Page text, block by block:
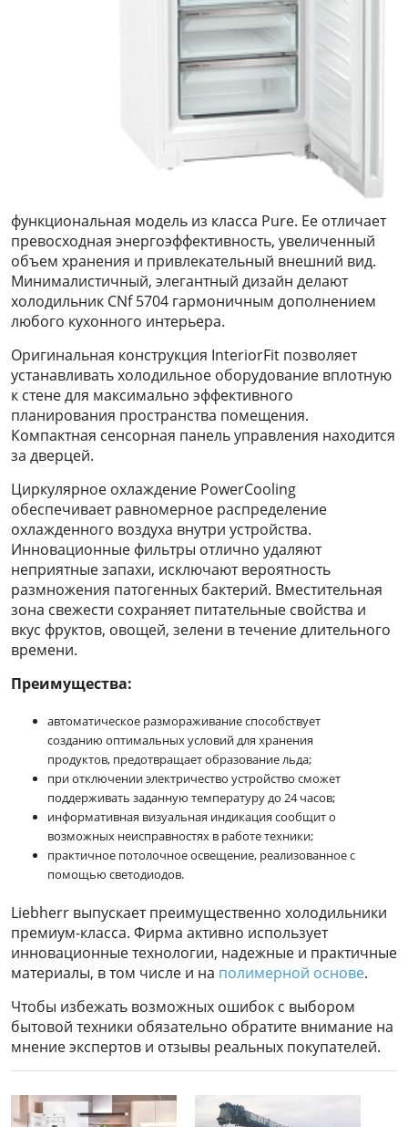
функциональная модель из класса Pure. Ее отличает
превосходная энергоэффективность, увеличенный
объем хранения и привлекательный внешний вид.
Минималистичный, элегантный дизайн делают
холодильник CNf 5704 гармоничным дополнением
любого кухонного интерьера.
Оригинальная конструкция InteriorFit позволяет
устанавливать холодильное оборудование вплотную
к стене для максимально эффективного
планирования пространства помещения.
Компактная сенсорная панель управления находится
за дверцей.
Циркулярное охлаждение PowerCooling
обеспечивает равномерное распределение
охлажденного воздуха внутри устройства.
Инновационные фильтры отлично удаляют
неприятные запахи, исключают вероятность
размножения патогенных бактерий. Вместительная
зона свежести сохраняет питательные свойства и
вкус фруктов, овощей, зелени в течение длительного
времени.
Преимущества:
автоматическое размораживание способствует
созданию оптимальных условий для хранения
продуктов, предотвращает образование льда;
при отключении электричество устройство сможет
поддерживать заданную температуру до 24 часов;
информативная визуальная индикация сообщит о
возможных неисправностях в работе техники;
практичное потолочное освещение, реализованное с
помощью светодиодов.
Liebherr выпускает преимущественно холодильники
премиум-класса. Фирма активно использует
инновационные технологии, надежные и практичные
материалы, в том числе и на полимерной основе.
Чтобы избежать возможных ошибок с выбором
бытовой техники обязательно обратите внимание на
мнение экспертов и отзывы реальных покупателей.